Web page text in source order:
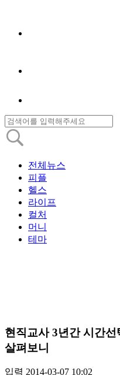
전체뉴스
피플
헬스
라이프
컬처
머니
테마
현직교사 3년간 시간
살펴보니
입력 2014-03-07 10:02